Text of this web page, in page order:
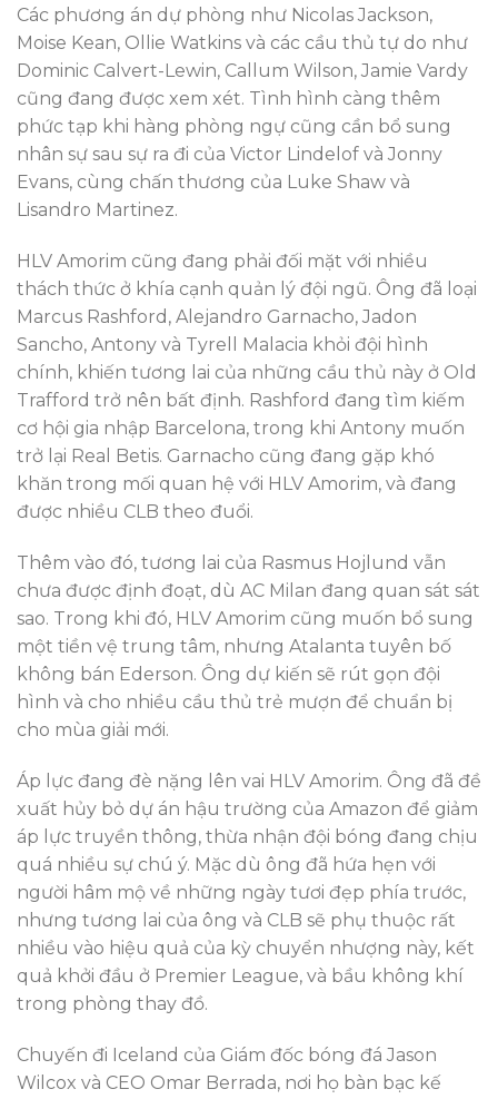
Các phương án dự phòng như Nicolas Jackson,
Moise Kean, Ollie Watkins và các cầu thủ tự do như
Dominic Calvert-Lewin, Callum Wilson, Jamie Vardy
cũng đang được xem xét. Tình hình càng thêm
phức tạp khi hàng phòng ngự cũng cần bổ sung
nhân sự sau sự ra đi của Victor Lindelof và Jonny
Evans, cùng chấn thương của Luke Shaw và
Lisandro Martinez.
HLV Amorim cũng đang phải đối mặt với nhiều
thách thức ở khía cạnh quản lý đội ngũ. Ông đã loại
Marcus Rashford, Alejandro Garnacho, Jadon
Sancho, Antony và Tyrell Malacia khỏi đội hình
chính, khiến tương lai của những cầu thủ này ở Old
Trafford trở nên bất định. Rashford đang tìm kiếm
cơ hội gia nhập Barcelona, trong khi Antony muốn
trở lại Real Betis. Garnacho cũng đang gặp khó
khăn trong mối quan hệ với HLV Amorim, và đang
được nhiều CLB theo đuổi.
Thêm vào đó, tương lai của Rasmus Hojlund vẫn
chưa được định đoạt, dù AC Milan đang quan sát sát
sao. Trong khi đó, HLV Amorim cũng muốn bổ sung
một tiền vệ trung tâm, nhưng Atalanta tuyên bố
không bán Ederson. Ông dự kiến sẽ rút gọn đội
hình và cho nhiều cầu thủ trẻ mượn để chuẩn bị
cho mùa giải mới.
Áp lực đang đè nặng lên vai HLV Amorim. Ông đã đề
xuất hủy bỏ dự án hậu trường của Amazon để giảm
áp lực truyền thông, thừa nhận đội bóng đang chịu
quá nhiều sự chú ý. Mặc dù ông đã hứa hẹn với
người hâm mộ về những ngày tươi đẹp phía trước,
nhưng tương lai của ông và CLB sẽ phụ thuộc rất
nhiều vào hiệu quả của kỳ chuyển nhượng này, kết
quả khởi đầu ở Premier League, và bầu không khí
trong phòng thay đồ.
Chuyến đi Iceland của Giám đốc bóng đá Jason
Wilcox và CEO Omar Berrada, nơi họ bàn bạc kế